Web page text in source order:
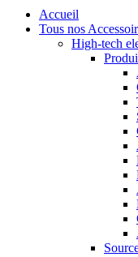
Accueil
Tous nos
High-tech